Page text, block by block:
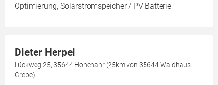
Optimierung, Solarstromspeicher / PV Batterie
Dieter Herpel
Lückweg 25, 35644 Hohenahr (25km von 35644 Waldhaus
Grebe)